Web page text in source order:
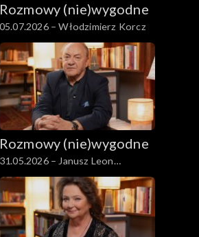
Rozmowy (nie)wygodne
05.07.2026 – Włodzimierz Korcz
Rozmowy (nie)wygodne
31.05.2026 – Janusz Leon
Wiśniewski